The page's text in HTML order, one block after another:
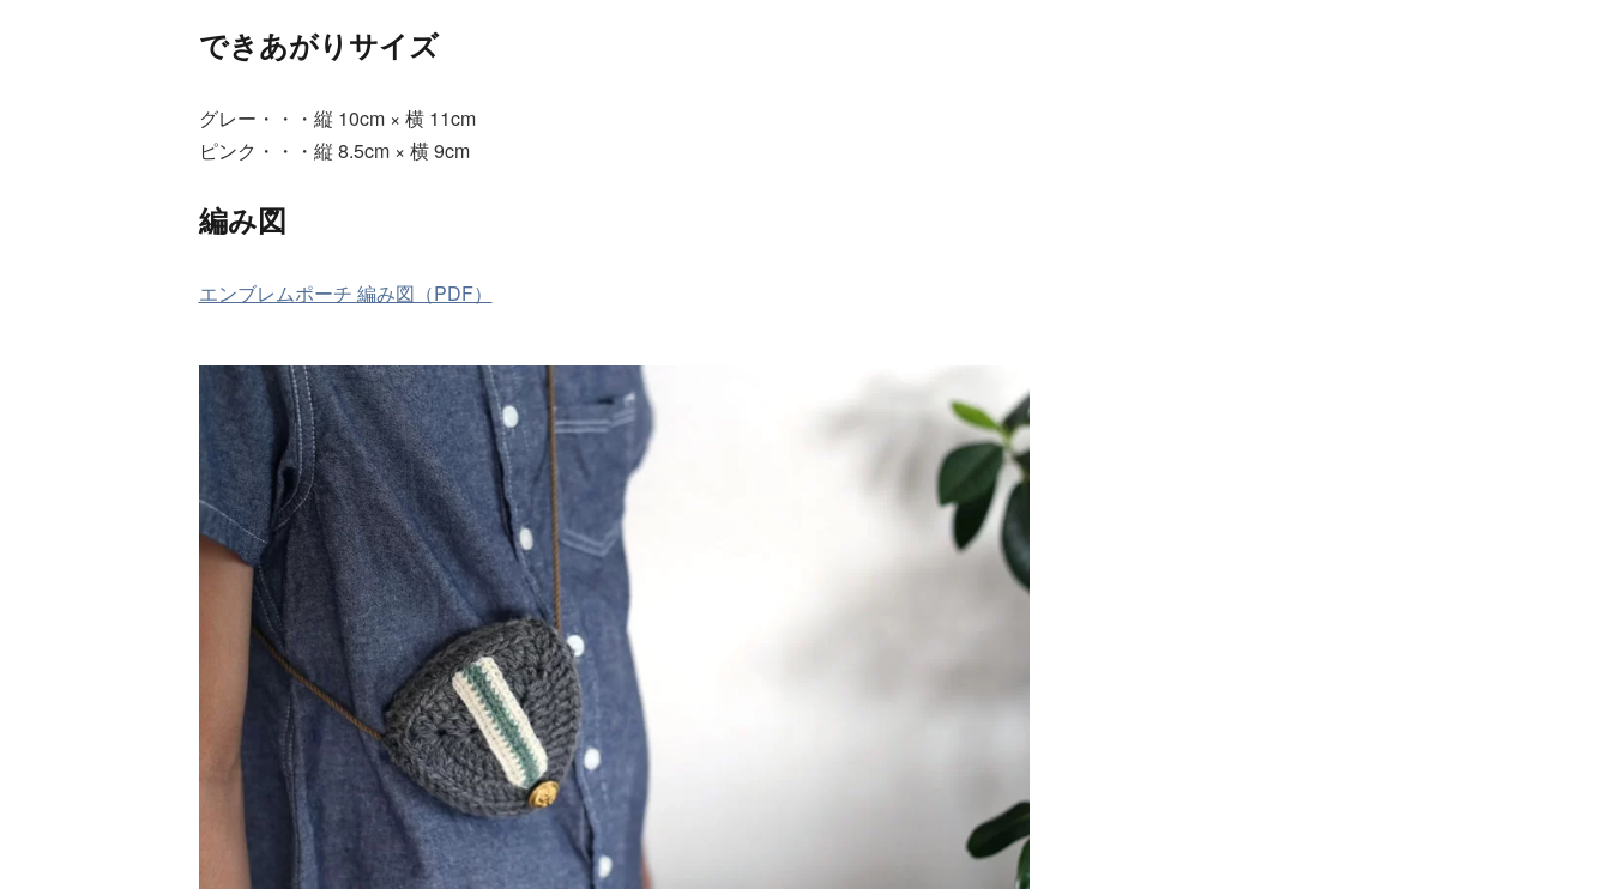
できあがりサイズ
グレー・・・縦 10cm × 横 11cm
ピンク・・・縦 8.5cm × 横 9cm
編み図
エンブレムポーチ 編み図（PDF）